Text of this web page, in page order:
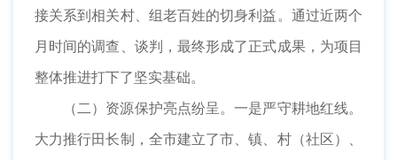
接关系到相关村、组老百姓的切身利益。通过近两个
月时间的调查、谈判，最终形成了正式成果，为项目
整体推进打下了坚实基础。
（二）资源保护亮点纷呈。一是严守耕地红线。
大力推行田长制，全市建立了市、镇、村（社区）、